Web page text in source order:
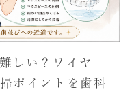
しい？ワイヤ
ポイントを歯科